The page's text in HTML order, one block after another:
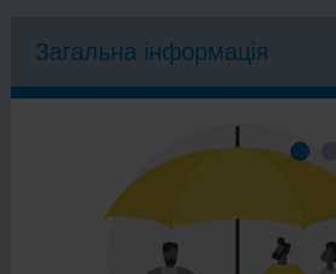
Загальна інформація